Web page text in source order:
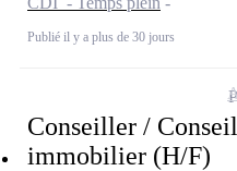
Publié il y a plus de 30 jours
Conseiller /
immobilier (H/F)